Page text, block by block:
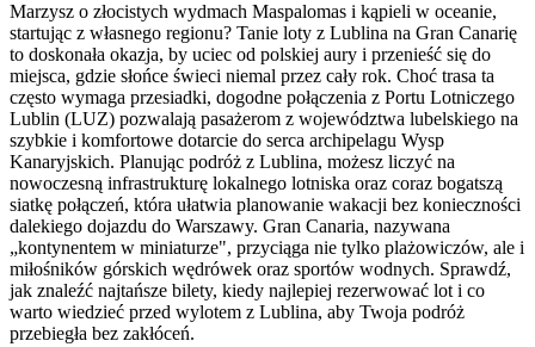
Marzysz o złocistych wydmach Maspalomas i kąpieli w oceanie,
startując z własnego regionu? Tanie loty z Lublina na Gran Canarię
to doskonała okazja, by uciec od polskiej aury i przenieść się do
miejsca, gdzie słońce świeci niemal przez cały rok. Choć trasa ta
często wymaga przesiadki, dogodne połączenia z Portu Lotniczego
Lublin (LUZ) pozwalają pasażerom z województwa lubelskiego na
szybkie i komfortowe dotarcie do serca archipelagu Wysp
Kanaryjskich. Planując podróż z Lublina, możesz liczyć na
nowoczesną infrastrukturę lokalnego lotniska oraz coraz bogatszą
siatkę połączeń, która ułatwia planowanie wakacji bez konieczności
dalekiego dojazdu do Warszawy. Gran Canaria, nazywana
„kontynentem w miniaturze", przyciąga nie tylko plażowiczów, ale i
miłośników górskich wędrówek oraz sportów wodnych. Sprawdź,
jak znaleźć najtańsze bilety, kiedy najlepiej rezerwować lot i co
warto wiedzieć przed wylotem z Lublina, aby Twoja podróż
przebiegła bez zakłóceń.